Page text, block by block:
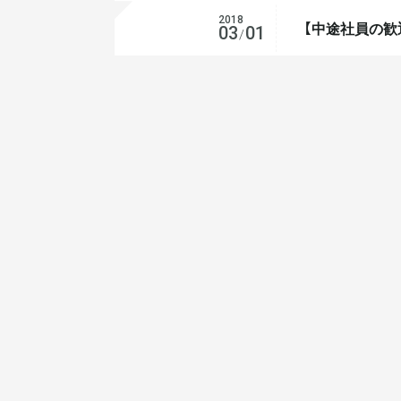
2018
03/01 【中途社員の